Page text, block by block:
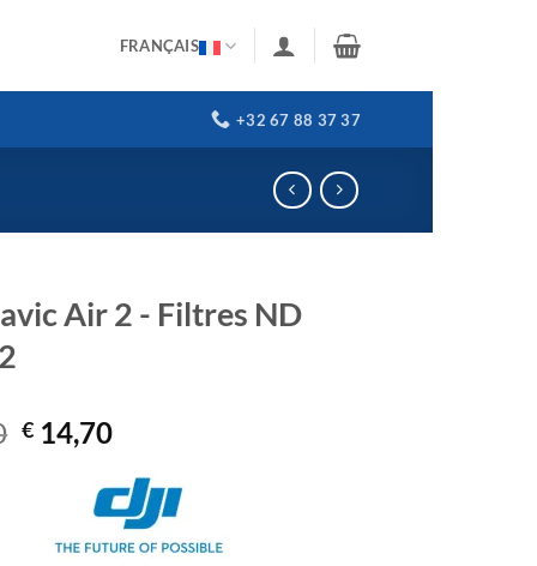
FRANÇAIS
+32 67 88 37 37
Air 2 - Filtres ND
Le
initial
était :
€ 59,00.
€ 14,70Le
actuel
est :
€ 14,70.